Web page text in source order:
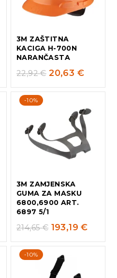
3M ZAŠTITNA
KACIGA H-700N
NARANČASTA
22,92€ 20,63 €
-10%
3M ZAMJENSKA
GUMA ZA MASKU
6800,6900 ART.
6897 5/1
214,65€ 193,19€
-10%